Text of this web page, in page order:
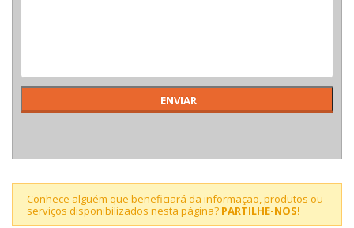
Conhece alguém que beneficiará da informação, produtos ou
serviços disponibilizados nesta página? PARTILHE-NOS!